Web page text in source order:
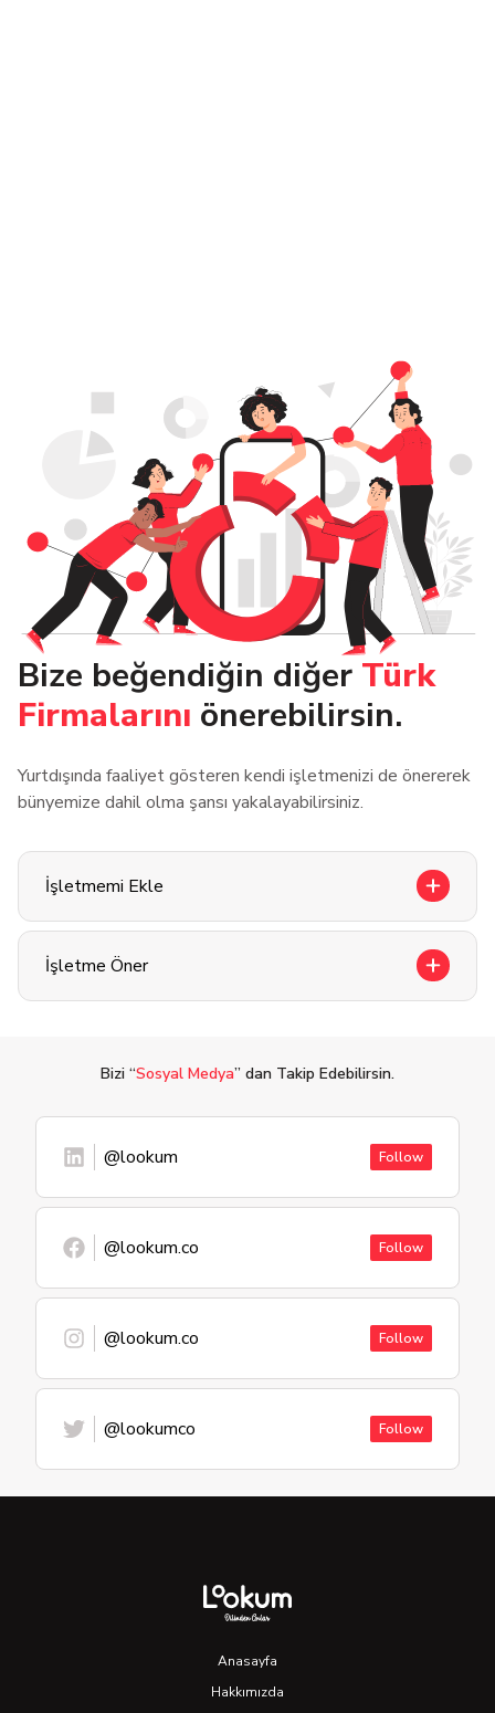
Bize beğendiğin diğer Türk
Firmalarını önerebilirsin.
Yurtdışında faaliyet gösteren kendi işletmenizi de önererek
bünyemize dahil olma şansı yakalayabilirsiniz.
İşletmemi Ekle
İşletme Öner
Bizi “Sosyal Medya” dan Takip Edebilirsin.
@lookum Follow
@lookum.co Follow
@lookum.co Follow
@lookumco Follow
Anasayfa
Hakkımızda